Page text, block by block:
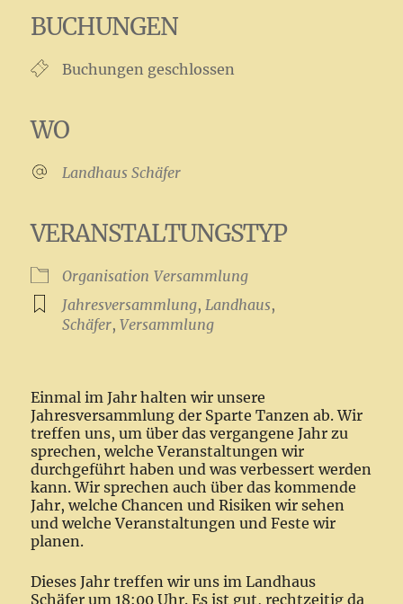
BUCHUNGEN
Buchungen geschlossen
WO
Landhaus Schäfer
VERANSTALTUNGSTYP
Organisation Versammlung
Jahresversammlung,Landhaus,
Schäfer,Versammlung
Einmal im Jahr halten wir unsere
Jahresversammlung der Sparte Tanzen ab. Wir
treffen uns, um über das vergangene Jahr zu
sprechen, welche Veranstaltungen wir
durchgeführt haben und was verbessert werden
kann. Wir sprechen auch über das kommende
Jahr, welche Chancen und Risiken wir sehen
und welche Veranstaltungen und Feste wir
planen.
Dieses Jahr treffen wir uns im Landhaus
Schäfer um 18:00 Uhr. Es ist gut, rechtzeitig da